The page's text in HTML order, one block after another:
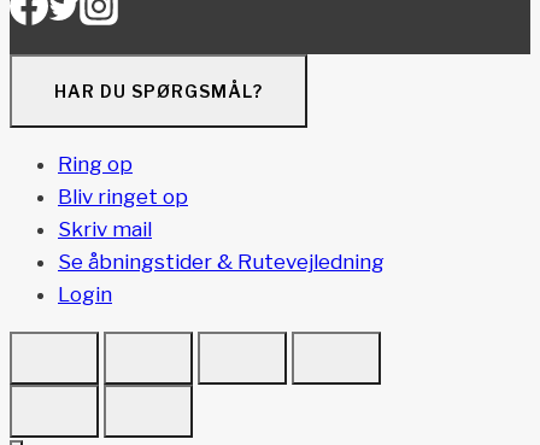
HAR DU SPØRGSMÅL?
Ring op
Bliv ringet op
Skriv mail
Se åbningstider & Rutevejledning
Login